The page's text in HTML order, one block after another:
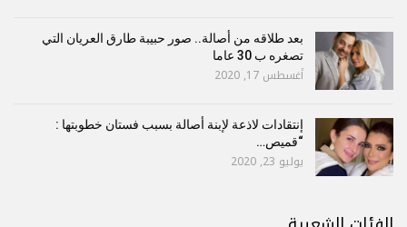
بعد طلاقه من أصالة.. صور حبيبة طارق العريان التي
تصغره ب 30 عاما
أغسطس 17, 2020
إنتقادات لاذعة لإبنة أصالة بسبب فستان خطوبتها :
“قميص…
يوليو 23, 2020